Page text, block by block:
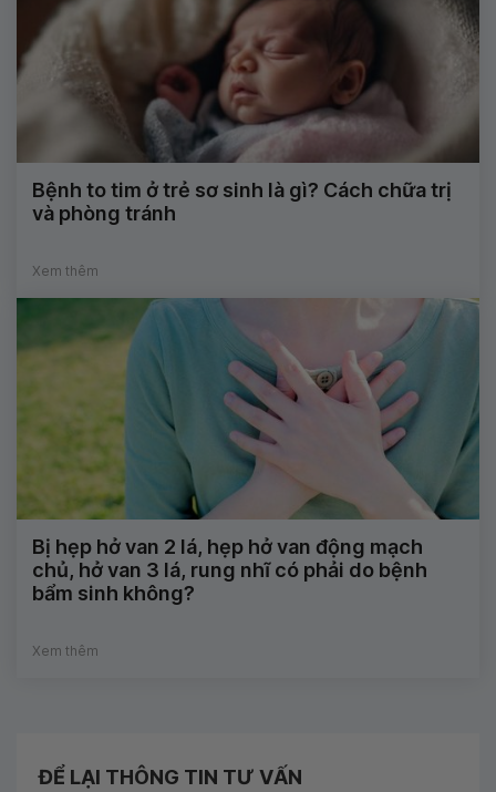
Bệnh to tim ở trẻ sơ sinh là gì? Cách chữa trị
và phòng tránh
Xem thêm
Bị hẹp hở van 2 lá, hẹp hở van động mạch
chủ, hở van 3 lá, rung nhĩ có phải do bệnh
bẩm sinh không?
Xem thêm
ĐỂ LẠI THÔNG TIN TƯ VẤN